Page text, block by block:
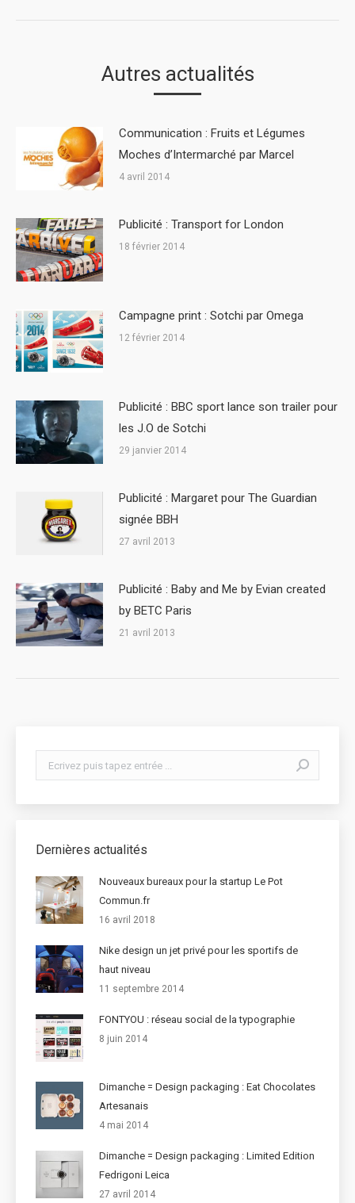
Autres actualités
Communication : Fruits et Légumes
Moches d’Intermarché par Marcel
4 avril 2014
Publicité : Transport for London
18 février 2014
Campagne print : Sotchi par Omega
12 février 2014
Publicité : BBC sport lance son trailer pour
les J.O de Sotchi
29 janvier 2014
Publicité : Margaret pour The Guardian
signée BBH
27 avril 2013
Publicité : Baby and Me by Evian created
by BETC Paris
21 avril 2013
Dernières actualités
Nouveaux bureaux pour la startup Le Pot
Commun.fr
16 avril 2018
Nike design un jet privé pour les sportifs de
haut niveau
11 septembre 2014
FONTYOU : réseau social de la typographie
8 juin 2014
Dimanche = Design packaging : Eat Chocolates
Artesanais
4 mai 2014
Dimanche = Design packaging : Limited Edition
Fedrigoni Leica
27 avril 2014